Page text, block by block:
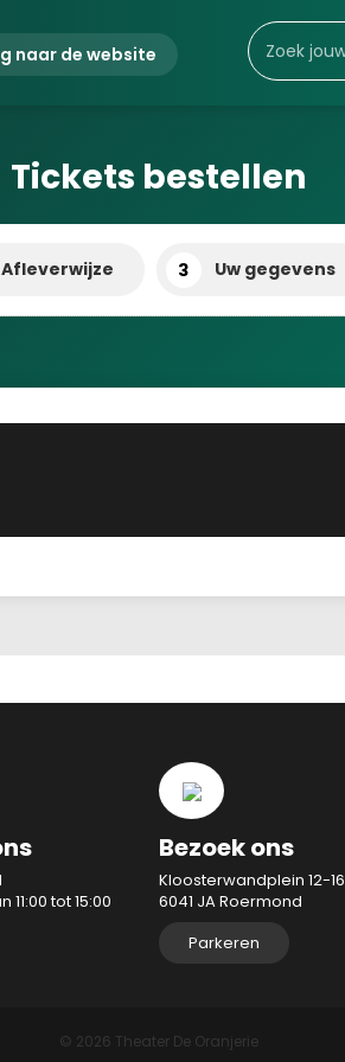
naar de website
Tickets bestellen
Afleverwijze 3 Uw gegevens
11:00 tot 15:00
Bezoek ons
Kloosterwandplein 12-16
6041 JA Roermond
Parkeren
© 2026 Theater De Oranjerie